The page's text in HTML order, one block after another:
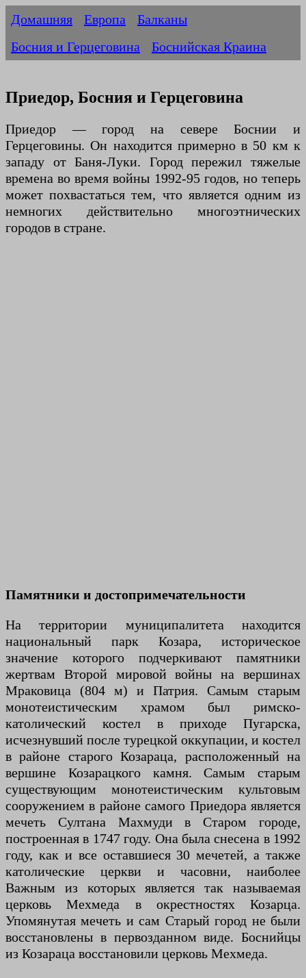
Домашняя Европа
Балканы
Босния и Герцеговина
Боснийская Краина
Приедор, Босния и Герцеговина
Приедор — город на севере Боснии и
Герцеговины. Он находится примерно в 50 км к
западу от Баня-Луки. Город пережил тяжелые
времена во время войны 1992-95 годов, но теперь
может похвастаться тем, что является одним из
немногих действительно многоэтнических
городов в стране.
Памятники и достопримечательности
На территории муниципалитета находится
национальный парк Козара, историческое
значение которого подчеркивают памятники
жертвам Второй мировой войны на вершинах
Мраковица (804 м) и Патрия. Самым старым
монотеистическим храмом был римско-
католический костел в приходе Пугарска,
исчезнувший после турецкой оккупации, и костел
в районе старого Козараца, расположенный на
вершине Козарацкого камня. Самым старым
существующим монотеистическим культовым
сооружением в районе самого Приедора является
мечеть Султана Махмуди в Старом городе,
построенная в 1747 году. Она была снесена в 1992
году, как и все оставшиеся 30 мечетей, а также
католические церкви и часовни, наиболее
Важным из которых является так называемая
церковь Мехмеда в окрестностях Козарца.
Упомянутая мечеть и сам Старый город не были
восстановлены в первозданном виде. Боснийцы
из Козараца восстановили церковь Мехмеда.